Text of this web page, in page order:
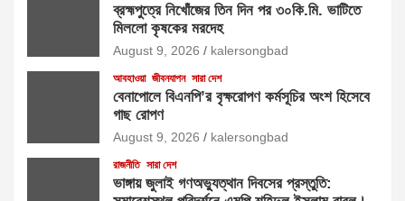
ব্রহ্মপুত্রে নিখোঁজের তিন দিন পর ৩০কি.মি. ভাটিতে
মিললো কৃষকের মরদেহ
August 9, 2026 kalersongbad
আবহাওয়া জীবনযাপন সারা দেশ
বেনাপোলে বিএনপি’র বৃক্ষরোপণ কর্মসূচির অংশ হিসেবে
গাছ রোপণ
August 9, 2026 kalersongbad
রাজনীতি সারা দেশ
ভাঙ্গায় জুলাই গণঅভ্যুত্থান দিবসের প্রস্তুতি: